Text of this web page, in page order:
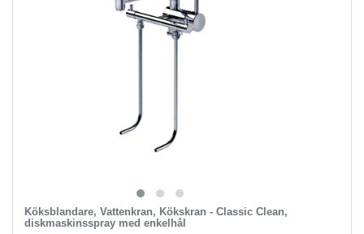
Köksblandare, Vattenkran, Kökskran - Classic Clean,
diskmaskinsspray med enkelhål